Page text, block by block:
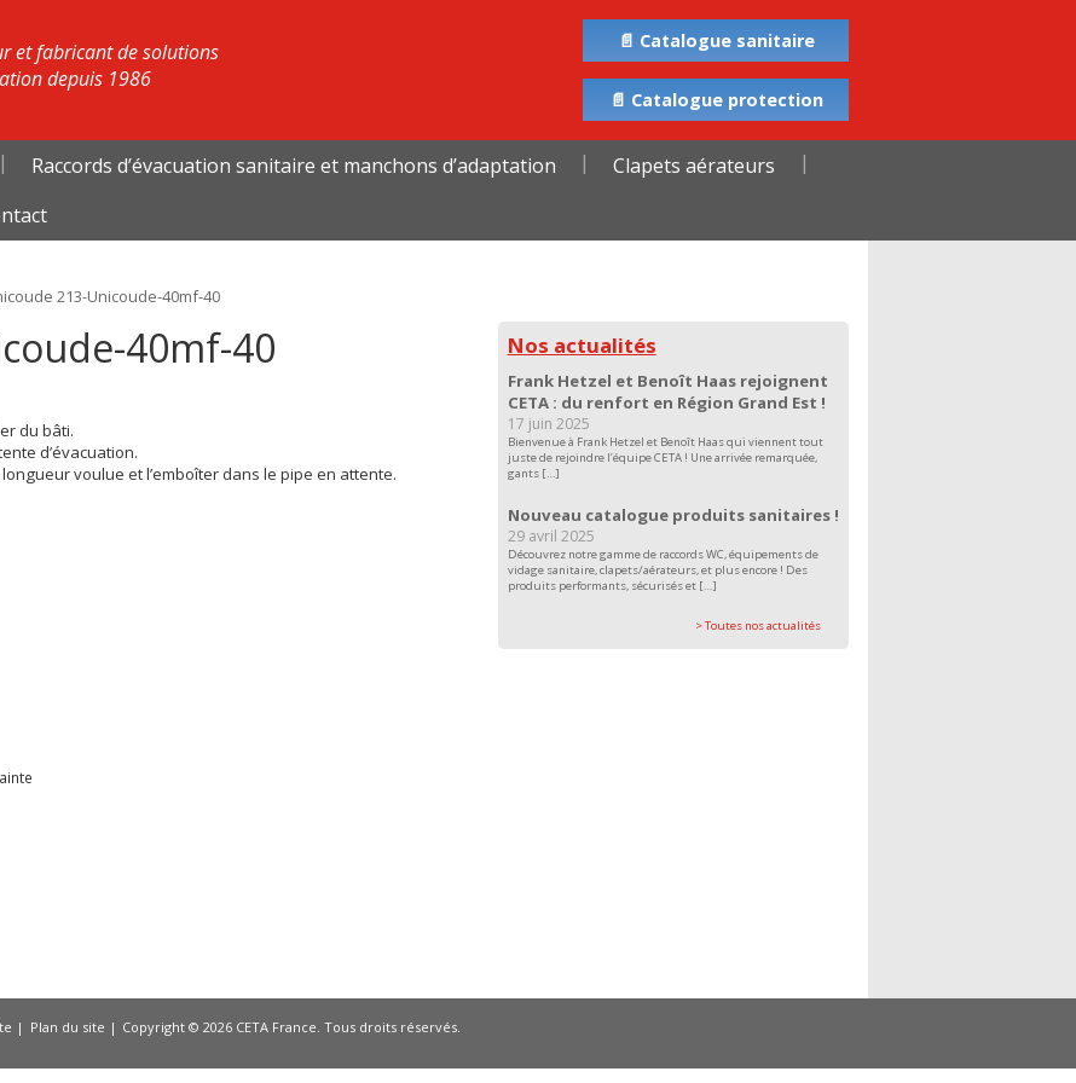
et fabricant de solutions
depuis 1986
📄 Catalogue sanitaire
📄 Catalogue protection
Raccords d’évacuation sanitaire et manchons d’adaptation
Clapets aérateurs
213-Unicoude-40mf-40
40mf-40
du bâti.
d’évacuation.
voulue et l’emboîter dans le pipe en attente.
Nos actualités
Frank Hetzel et Benoît Haas rejoignent
CETA : du renfort en Région Grand Est !
17 juin 2025
Bienvenue à Frank Hetzel et Benoît Haas qui viennent tout
juste de rejoindre l’équipe CETA ! Une arrivée remarquée,
gants […]
Nouveau catalogue produits sanitaires !
29 avril 2025
Découvrez notre gamme de raccords WC, équipements de
vidage sanitaire, clapets/aérateurs, et plus encore ! Des
produits performants, sécurisés et […]
> Toutes nos actualités
Plan du site Copyright © 2026 CETA France. Tous droits réservés.